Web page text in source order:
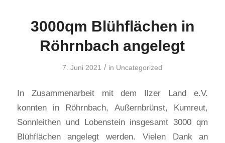
3000qm Blühflächen in
Röhrnbach angelegt
7. Juni 2021 / in Uncategorized
In Zusammenarbeit mit dem Ilzer Land e.V.
konnten in Röhrnbach, Außernbrünst, Kumreut,
Sonnleithen und Lobenstein insgesamt 3000 qm
Blühflächen angelegt werden. Vielen Dank an